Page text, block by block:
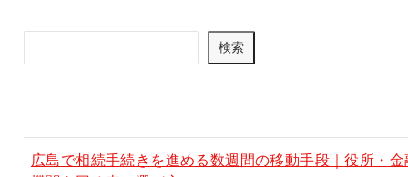
索
検索
広島で相続手続きを進める数週間の移動手段｜役所・金